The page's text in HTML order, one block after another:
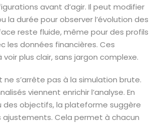
avant d’agir. Il peut modifier
la durée pour observer l’évolution des
reste fluide, même pour des profils
les données financières. Ces
plus clair, sans jargon complexe.
ne s’arrête pas à la simulation brute.
viennent enrichir l’analyse. En
des objectifs, la plateforme suggère
ajustements. Cela permet à chacun